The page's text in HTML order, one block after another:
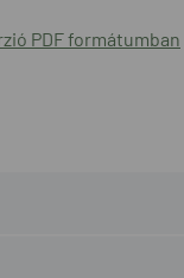
PDF formátumban